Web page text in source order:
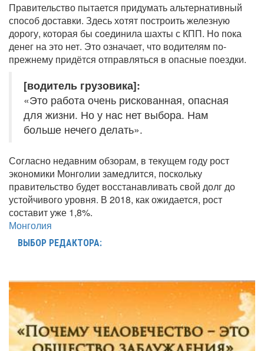
Правительство пытается придумать альтернативный
способ доставки. Здесь хотят построить железную
дорогу, которая бы соединила шахты с КПП. Но пока
денег на это нет. Это означает, что водителям по-
прежнему придётся отправляться в опасные поездки.
[водитель грузовика]:
«Это работа очень рискованная, опасная
для жизни. Но у нас нет выбора. Нам
больше нечего делать».
Согласно недавним обзорам, в текущем году рост
экономики Монголии замедлится, поскольку
правительство будет восстанавливать свой долг до
устойчивого уровня. В 2018, как ожидается, рост
составит уже 1,8%.
Монголия
ВЫБОР РЕДАКТОРА: